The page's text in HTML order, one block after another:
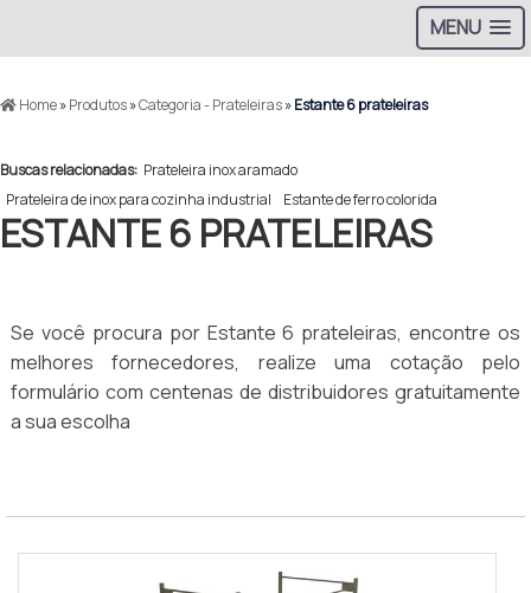
MENU
Home»Produtos»Categoria - Prateleiras»Estante 6 prateleiras
Buscas relacionadas: Prateleira inox aramado
Prateleira de inox para cozinha industrial
Estante de ferro colorida
ESTANTE 6 PRATELEIRAS
Se você procura por Estante 6 prateleiras, encontre os
melhores fornecedores, realize uma cotação pelo
formulário com centenas de distribuidores gratuitamente
a sua escolha